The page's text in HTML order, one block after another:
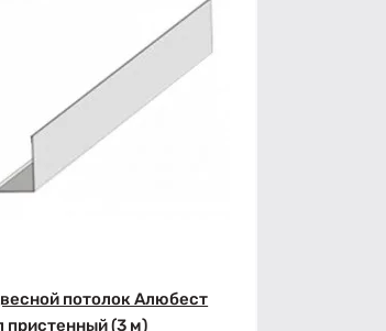
потолок Алюбест
пристенный (3 м)